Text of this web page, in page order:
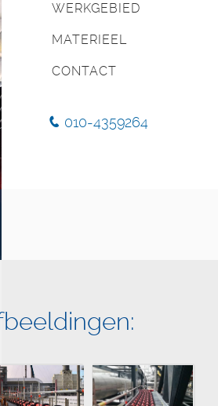
Hoogspannings kabelwerk
Glasvezel- en datanetwerken
Gestuurde boringen
WERKGEBIED
MATERIEEL
CONTACT
010-4359264